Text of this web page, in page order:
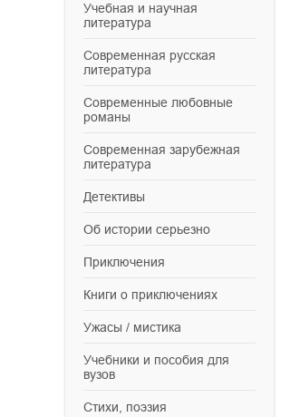
учебная и научная
литература
современная русская
литература
современные любовные
романы
современная зарубежная
литература
детективы
об истории серьезно
приключения
книги о приключениях
ужасы / мистика
учебники и пособия для
вузов
cтихи, поэзия